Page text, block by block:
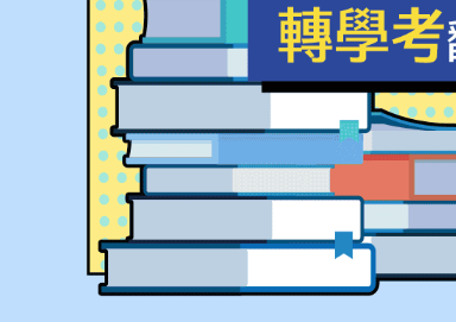
台大
台
林Ｏ謙 台
江Ｏ陞 台